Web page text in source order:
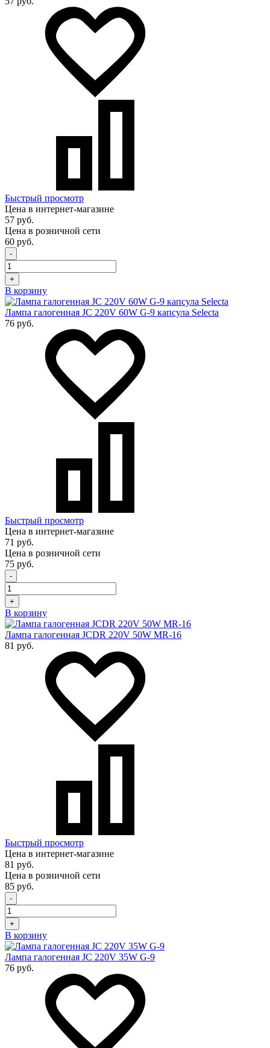
Быстрый просмотр
Цена в интернет-магазине
57 руб.
Цена в розничной сети
60 руб.
-
+
В корзину
Лампа галогенная JC 220V 60W G-9 капсула Selecta
76 руб.
Быстрый просмотр
Цена в интернет-магазине
71 руб.
Цена в розничной сети
75 руб.
-
+
В корзину
Лампа галогенная JCDR 220V 50W MR-16
81 руб.
Быстрый просмотр
Цена в интернет-магазине
81 руб.
Цена в розничной сети
85 руб.
-
+
В корзину
Лампа галогенная JC 220V 35W G-9
76 руб.